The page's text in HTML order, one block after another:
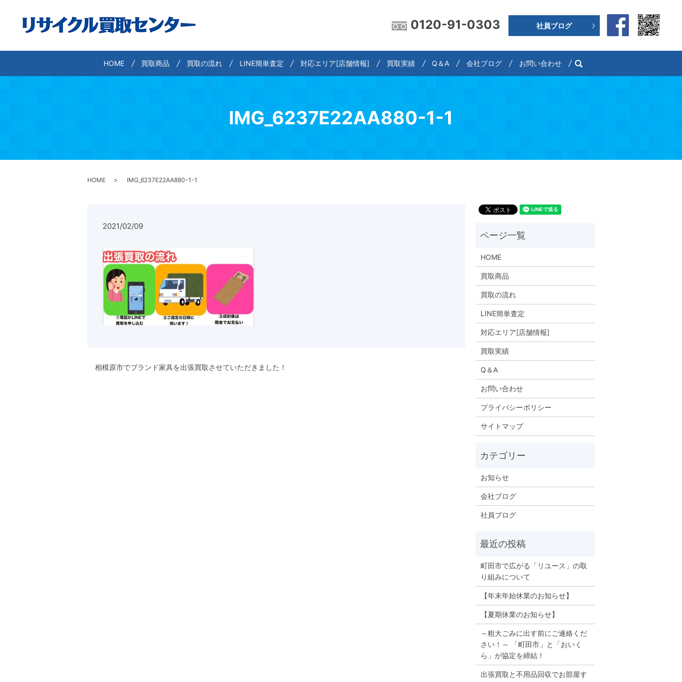
0120-91-0303
HOME 買取商品 買取の流れ LINE簡単査定 対応エリア[店舗情報] 買取実績 Q＆A 会社ブログ
社員ブログ
お問い合わせ search
IMG_6237E22AA880-1-1
HOME IMG_6237E22AA880-1-1
2021/02/09
相模原市でブランド家具を出張買取させていただきました！
HOME
買取商品
買取の流れ
LINE簡単査定
対応エリア[店舗情報]
買取実績
Q＆A
お問い合わせ
プライバシーポリシー
サイトマップ
お知らせ
会社ブログ
社員ブログ
町田市で広がる「リユース」の取
り組みについて
【年末年始休業のお知らせ】
【夏期休業のお知らせ】
～粗大ごみに出す前にご連絡くだ
さい！～ 「町田市」と「おいく
ら」が協定を締結！
出張買取と不用品回収でお部屋す